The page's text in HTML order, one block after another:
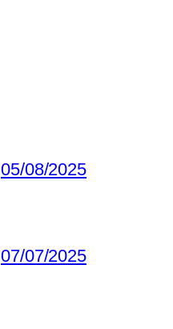
05/08/2025
07/07/2025